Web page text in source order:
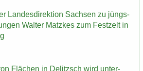
Lan­des­di­rek­ti­on Sach­sen zu jüngs­
Wal­ter Matz­kes zum Fest­zelt in
Flä­chen in De­litzsch wird un­ter­